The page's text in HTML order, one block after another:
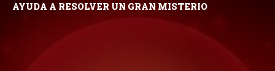
AYUDA A RESOLVER UN GRAN MISTERIO